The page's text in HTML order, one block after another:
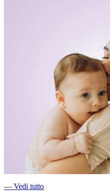
― Vedi tutto